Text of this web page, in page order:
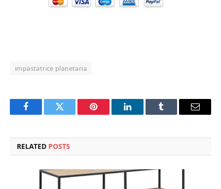
impastatrice planetaria
FacebookTwitter Pinterest LinkedInTumblr Email
RELATED POSTS